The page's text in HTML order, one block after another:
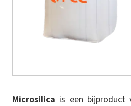
Microsilica is een bijproduct